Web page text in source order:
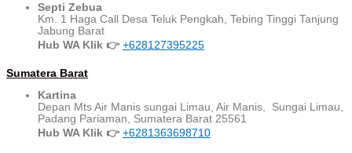
Septi Zebua
Km. 1 Haga Call Desa Teluk Pengkah, Tebing Tinggi Tanjung
Jabung Barat
Hub WA Klik 👉 +628127395225
Sumatera Barat
Kartina
Depan Mts Air Manis sungai Limau, Air Manis, Sungai Limau,
Padang Pariaman, Sumatera Barat 25561
Hub WA Klik 👉 +6281363698710